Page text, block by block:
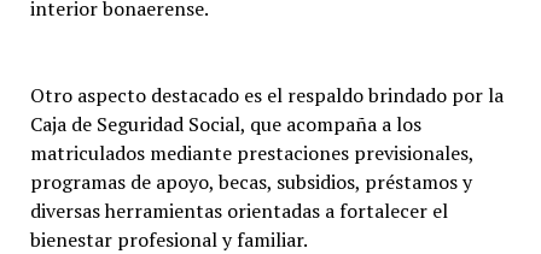
interior bonaerense.
Otro aspecto destacado es el respaldo brindado por la
Caja de Seguridad Social, que acompaña a los
matriculados mediante prestaciones previsionales,
programas de apoyo, becas, subsidios, préstamos y
diversas herramientas orientadas a fortalecer el
bienestar profesional y familiar.